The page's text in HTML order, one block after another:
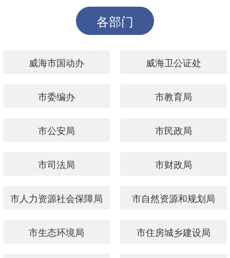
各部门
威海市国动办 威海卫公证处
市委编办 市教育局
市公安局 市民政局
市司法局 市财政局
市人力资源社会保障局 市自然资源和规划局
市生态环境局 市住房城乡建设局